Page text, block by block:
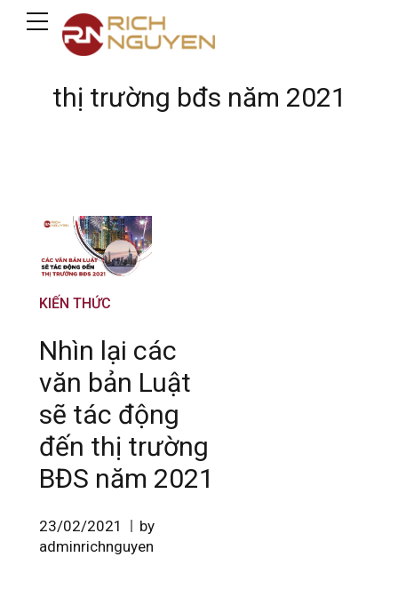
thị trường bđs năm 2021
KIẾN THỨC
Nhìn lại các
văn bản Luật
sẽ tác động
đến thị trường
BĐS năm 2021
23/02/2021
by
adminrichnguyen